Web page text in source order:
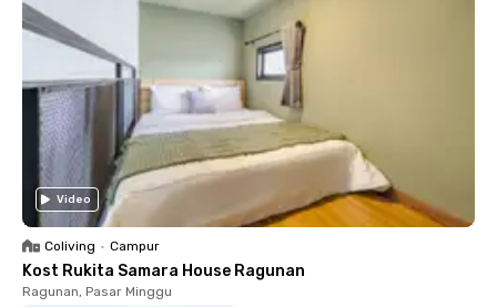
Video
Coliving • Campur
Kost Rukita Samara House Ragunan
Ragunan, Pasar Minggu